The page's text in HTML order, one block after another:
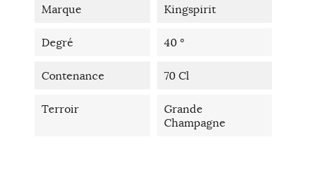
Marque Kingspirit
Degré 40 °
Contenance 70 Cl
Terroir
Grande
Champagne